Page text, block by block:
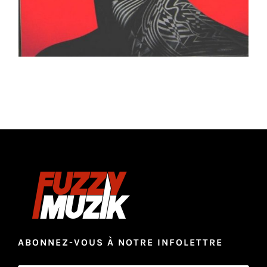
ABONNEZ-VOUS À NOTRE INFOLETTRE